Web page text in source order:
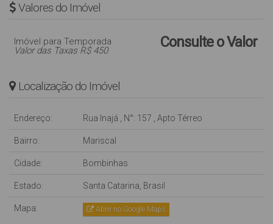
Valores do Imóvel
Consulte o Valor
Imóvel para Temporada
Valor das Taxas R$ 450
Localização do Imóvel
Endereço: Rua Inajá , N°: 157 , Apto Térreo
Bairro: Mariscal
Cidade: Bombinhas
Estado: Santa Catarina, Brasil
Mapa: Abrir no Google Maps